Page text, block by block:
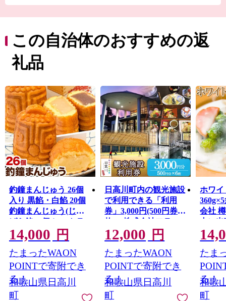
産物や、生産量日本一を誇る紀州備長炭のほか、千両や
椎茸等の林産物も多く生産しています。
また、安珍清姫伝説で全国的にも有名な道成寺や、奇祭
で有名な丹生神社の笑い祭、寒川祭など有形・無形の貴
ード、宿泊を兼ね備えた温泉施設、キャンプ場、小コン
サート等が可能な文化施設やスポーツ施設もあり、様々
な体験ができます。
この自治体のおすすめの返
礼品
釣鐘まんじゅう 26個
入り 黒餡・白餡 20個
釣鐘まんじゅう(じゃ
ばら餡) 6個 レストラ
ン雲水 《30日以内に
出荷予定(土日祝除
く)》 和歌山県 日高川
町 まんじゅう 饅頭 和
菓子 スイーツ 安珍 清
姫 道成寺銘菓
14,000 円
たまったWAON
POINTで寄附でき
る！
和歌山県日高川
町
日高川町内の観光施設
で利用できる「利用
券」3,000円(500円券×6
枚) 株式会社フラッ
ト・フィールド・オペ
レーションズ 日高川
町事業所 (きのくに中
津荘)《30日以内に出
荷予定(土日祝除く)》
和歌山県 日高川町 観
光施設 利用券
12,000 円
たまったWAON
POINTで寄附でき
る！
和歌山県日高川
町
ホワイ
会社
内に
除く)
川町
トソ
ルテン
ギー
無添加
たま
る！
和歌
町